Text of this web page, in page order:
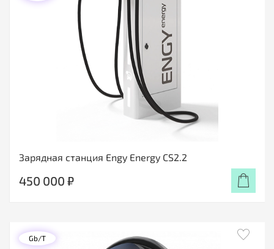
Зарядная станция Engy Energy CS2.2
450 000 ₽
Gb/T